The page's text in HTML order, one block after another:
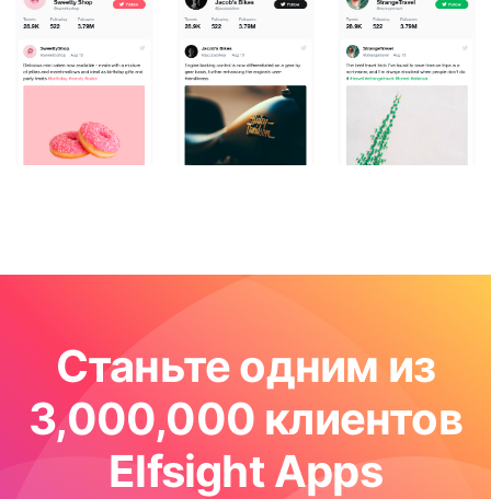
Станьте одним из
3,000,000 клиентов
Elfsight Apps